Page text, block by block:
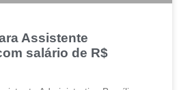
Assistente
salário de R$